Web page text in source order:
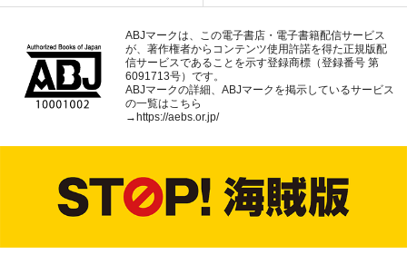
ABJマークは、この電子書店・電子書籍配信サービス
が、著作権者からコンテンツ使用許諾を得た正規版配
信サービスであることを示す登録商標（登録番号 第
6091713号）です。
ABJマークの詳細、ABJマークを掲示しているサービス
の一覧はこちら
→ https://aebs.or.jp/